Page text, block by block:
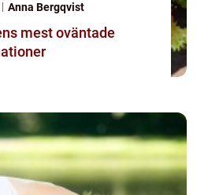
Anna Bergqvist
mest oväntade